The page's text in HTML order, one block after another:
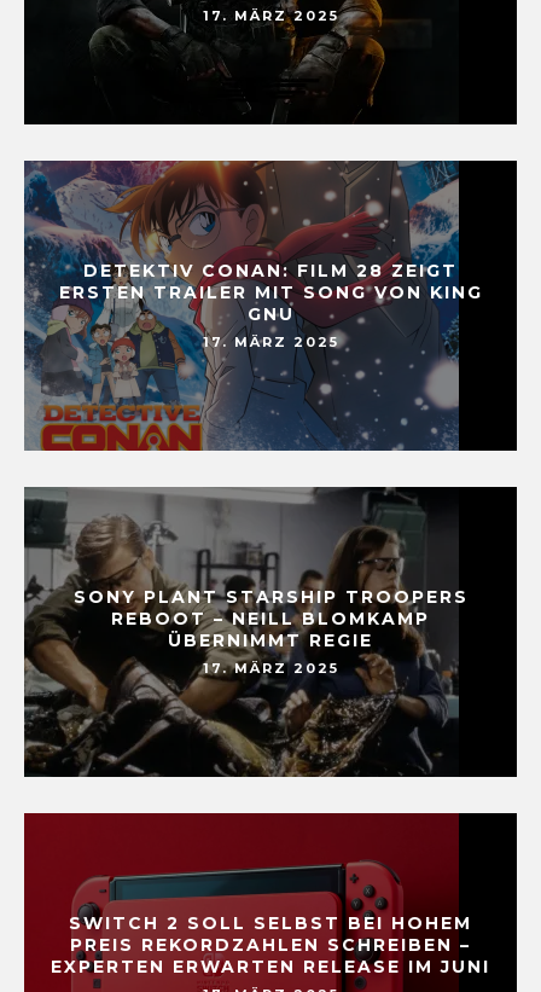
17. MÄRZ 2025
DETEKTIV CONAN: FILM 28 ZEIGT
ERSTEN TRAILER MIT SONG VON KING
GNU
17. MÄRZ 2025
SONY PLANT STARSHIP TROOPERS
REBOOT – NEILL BLOMKAMP
ÜBERNIMMT REGIE
17. MÄRZ 2025
SWITCH 2 SOLL SELBST BEI HOHEM
PREIS REKORDZAHLEN SCHREIBEN –
EXPERTEN ERWARTEN RELEASE IM JUNI